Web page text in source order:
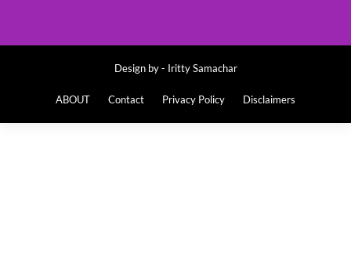
Design by - Iritty Samachar
ABOUT Contact Privacy Policy Disclaimers